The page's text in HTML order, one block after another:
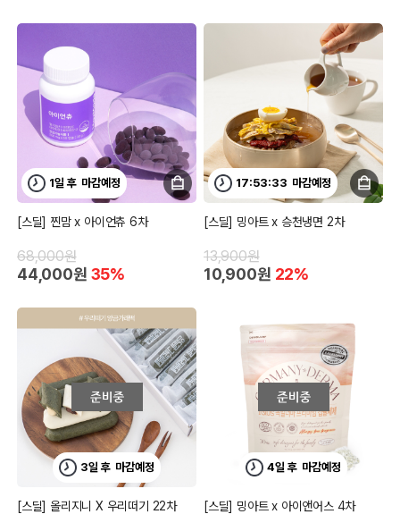
1일 후 마감예정
[스딜] 찐맘 x 아이언츄 6차
68,000원
44,000원 35%
17:53:32 마감예정
[스딜] 밍아트 x 승천냉면 2차
13,900원
10,900원 22%
3일 후 마감예정
[스딜] 올리지니 X 우리떠기 22차
4일 후 마감예정
[스딜] 밍아트 x 아이앤어스 4차